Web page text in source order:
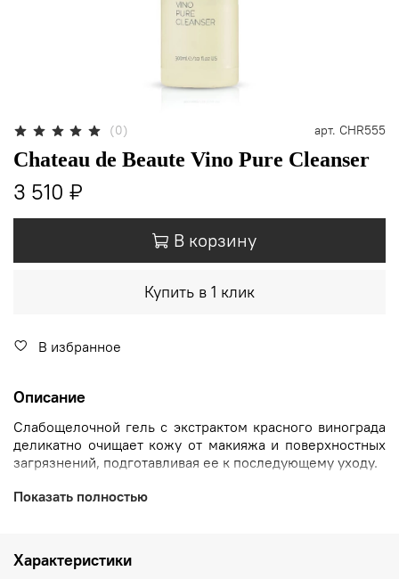
(0) арт. CHR555
Chateau de Beaute Vino Pure Cleanser
3 510 ₽
В корзину
Купить в 1 клик
В избранное
Описание
Слабощелочной гель с экстрактом красного винограда
деликатно очищает кожу от макияжа и поверхностных
загрязнений, подготавливая ее к последующему уходу.
В результате комплексного воздействия витаминов
выравнивается ее микрорельеф.
Показать полностью
Характеристики